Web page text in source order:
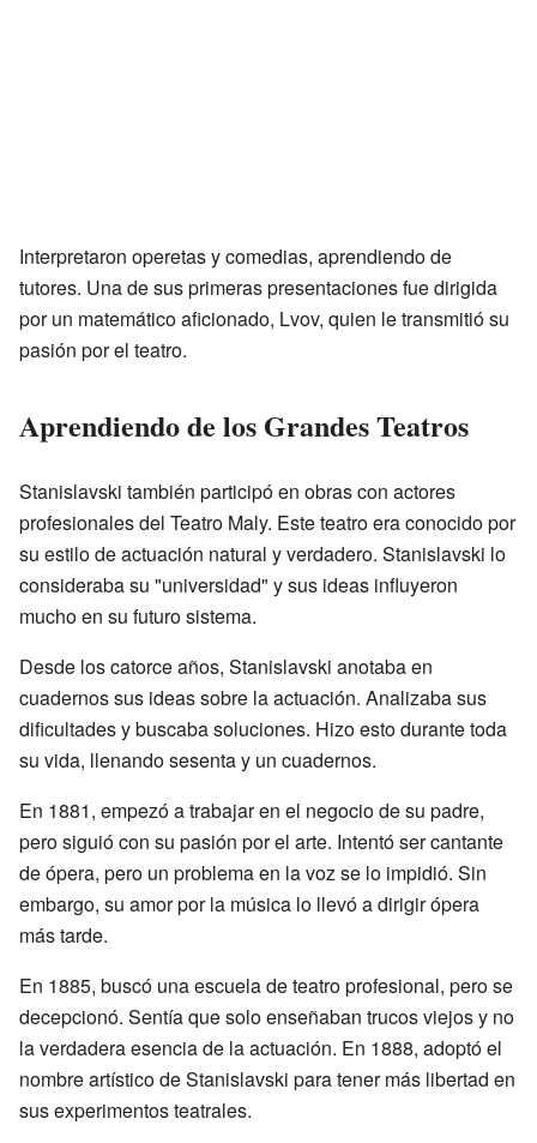
Interpretaron operetas y comedias, aprendiendo de
tutores. Una de sus primeras presentaciones fue dirigida
por un matemático aficionado, Lvov, quien le transmitió su
pasión por el teatro.
Aprendiendo de los Grandes Teatros
Stanislavski también participó en obras con actores
profesionales del Teatro Maly. Este teatro era conocido por
su estilo de actuación natural y verdadero. Stanislavski lo
consideraba su "universidad" y sus ideas influyeron
mucho en su futuro sistema.
Desde los catorce años, Stanislavski anotaba en
cuadernos sus ideas sobre la actuación. Analizaba sus
dificultades y buscaba soluciones. Hizo esto durante toda
su vida, llenando sesenta y un cuadernos.
En 1881, empezó a trabajar en el negocio de su padre,
pero siguió con su pasión por el arte. Intentó ser cantante
de ópera, pero un problema en la voz se lo impidió. Sin
embargo, su amor por la música lo llevó a dirigir ópera
más tarde.
En 1885, buscó una escuela de teatro profesional, pero se
decepcionó. Sentía que solo enseñaban trucos viejos y no
la verdadera esencia de la actuación. En 1888, adoptó el
nombre artístico de Stanislavski para tener más libertad en
sus experimentos teatrales.